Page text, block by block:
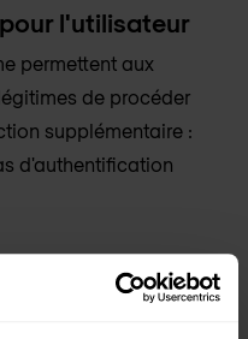
l'utilisateur
permettent aux
de procéder
supplémentaire :
d'authentification